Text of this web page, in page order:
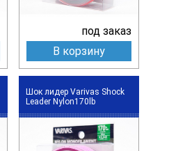
под заказ
В корзину
Шок лидер Varivas Shock
Leader Nylon170lb